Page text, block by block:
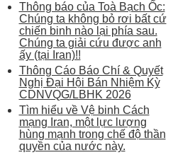
Thông báo của Toà Bạch Ốc:
Chúng ta không bỏ rơi bất cứ
chiến binh nào lại phía sau.
Chúng ta giải cứu được anh
ấy (tại Iran)!!
Thông Cáo Báo Chí & Quyết
Nghị Đại Hội Bán Nhiệm Kỳ
CDNVQG/LBHK 2026
Tìm hiểu về Vệ binh Cách
mạng Iran, một lực lượng
hùng mạnh trong chế độ thần
quyền của nước này.